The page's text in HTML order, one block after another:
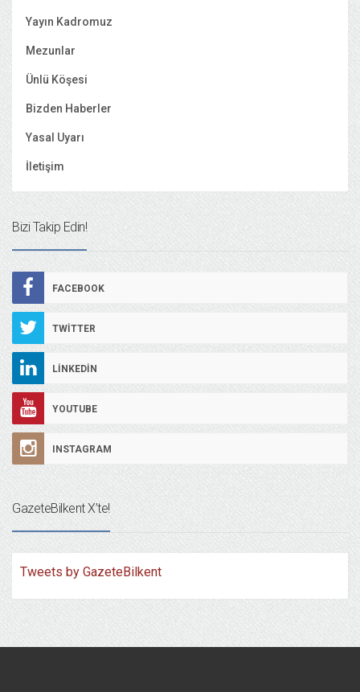
Yayın Kadromuz
Mezunlar
Ünlü Köşesi
Bizden Haberler
Yasal Uyarı
İletişim
Bizi Takip Edin!
FACEBOOK
TWITTER
LINKEDIN
YOUTUBE
INSTAGRAM
GazeteBilkent X’te!
Tweets by GazeteBilkent